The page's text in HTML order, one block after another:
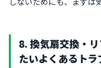
8. 換気扇交換・
たいよくあるト